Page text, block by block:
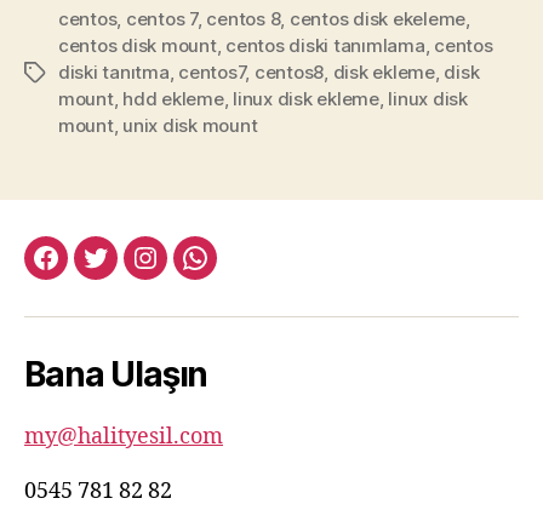
Etiketler
centos, centos 7, centos 8, centos disk ekeleme,
centos disk mount, centos diski tanımlama, centos
diski tanıtma, centos7, centos8, disk ekleme, disk
mount, hdd ekleme, linux disk ekleme, linux disk
mount, unix disk mount
facebook:halityesil
twitter:halityesil
instagram:halityesil
whatsapp:0545
82
Bana Ulaşın
my@halityesil.com
0545 781 82 82